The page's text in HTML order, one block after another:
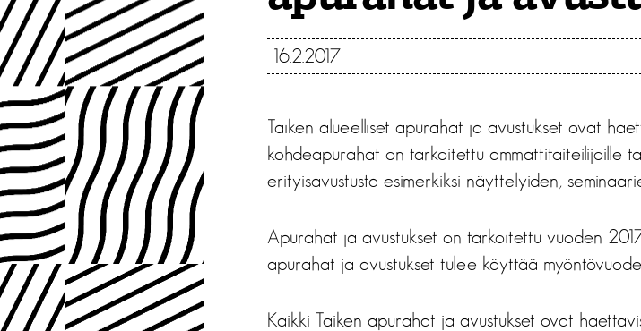
16.2.2017
Taiken alueelliset apurahat ja avustukset ovat
kohdeapurahat on tarkoitettu ammattitaiteilijoille
erityisavustusta esimerkiksi näyttelyiden,
Apurahat ja avustukset on tarkoitettu vuoden
apurahat ja avustukset tulee käyttää
Kaikki Taiken apurahat ja avustukset ovat